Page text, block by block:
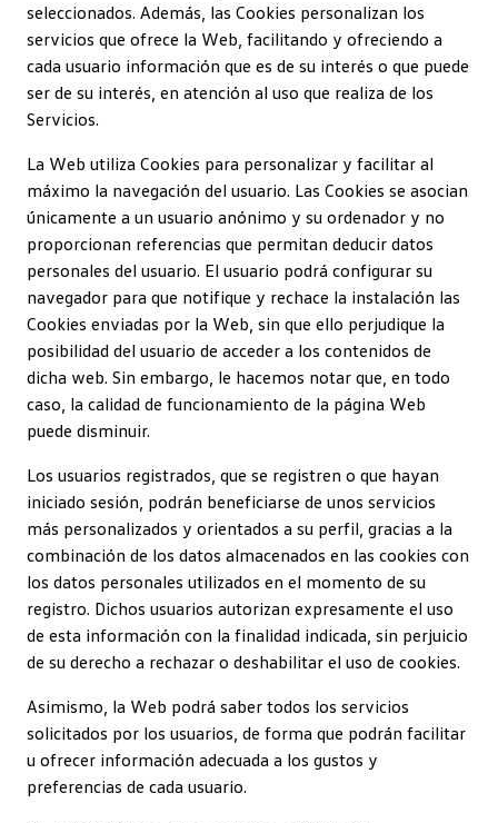
seleccionados. Además, las Cookies personalizan los
servicios que ofrece la Web, facilitando y ofreciendo a
cada usuario información que es de su interés o que puede
ser de su interés, en atención al uso que realiza de los
Servicios.
La Web utiliza Cookies para personalizar y facilitar al
máximo la navegación del usuario. Las Cookies se asocian
únicamente a un usuario anónimo y su ordenador y no
proporcionan referencias que permitan deducir datos
personales del usuario. El usuario podrá configurar su
navegador para que notifique y rechace la instalación las
Cookies enviadas por la Web, sin que ello perjudique la
posibilidad del usuario de acceder a los contenidos de
dicha web. Sin embargo, le hacemos notar que, en todo
caso, la calidad de funcionamiento de la página Web
puede disminuir.
Los usuarios registrados, que se registren o que hayan
iniciado sesión, podrán beneficiarse de unos servicios
más personalizados y orientados a su perfil, gracias a la
combinación de los datos almacenados en las cookies con
los datos personales utilizados en el momento de su
registro. Dichos usuarios autorizan expresamente el uso
de esta información con la finalidad indicada, sin perjuicio
de su derecho a rechazar o deshabilitar el uso de cookies.
Asimismo, la Web podrá saber todos los servicios
solicitados por los usuarios, de forma que podrán facilitar
u ofrecer información adecuada a los gustos y
preferencias de cada usuario.